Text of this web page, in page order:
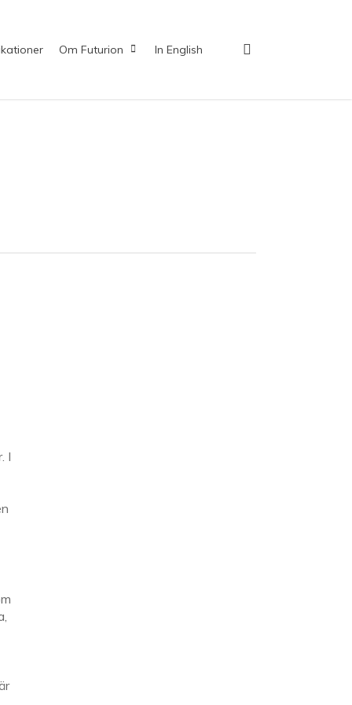
Om Futurion In English
I